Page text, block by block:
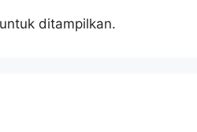
ditampilkan.